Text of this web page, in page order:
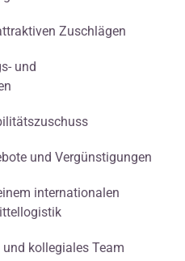
Zuschlägen
und
und Vergünstigungen
internationalen
kollegiales Team